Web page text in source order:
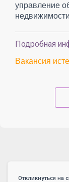
управление
Подробная
Вакансия
Откликнуться на